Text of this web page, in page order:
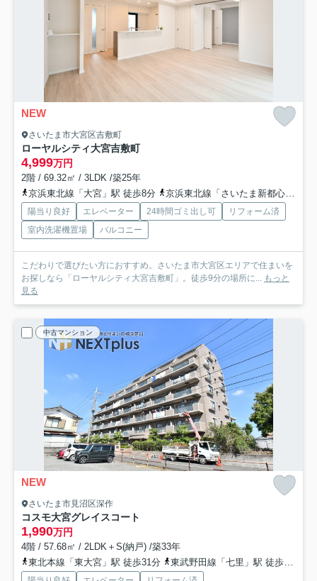
NEW
さいたま市大宮区吉敷町
ローヤルシティ大宮吉敷町
4,999万円
2階 / 69.32㎡ / 3LDK /築25年
京浜東北線「大宮」駅 徒歩8分
京浜東北線「さいたま新都心」駅 徒歩15分
陽当り良好 エレベーター 24時間ゴミ出し可
リフォーム済
室内洗濯機置場
バルコニー
こだわりで選びたい方におすすめ。さいたま市大宮区エリアで住まいを
お探しなら「ローヤルシティ大宮吉敷町」。徒歩9分の場所に... もっと
見る
中古マンション
NEW
さいたま市見沼区深作
コスモ大宮グレイスコート
1,990万円
4階 / 57.68㎡ / 2LDK＋S(納戸) /築33年
東北本線「東大宮」駅 徒歩31分
東武野田線「七里」駅 徒歩30分